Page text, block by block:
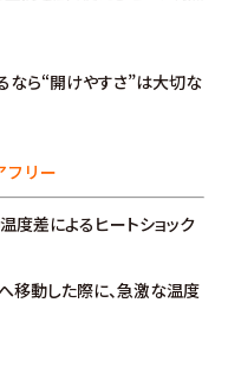
なら“開けやすさ”は大切な
フリー
度差によるヒートショック
移動した際に、急激な温度